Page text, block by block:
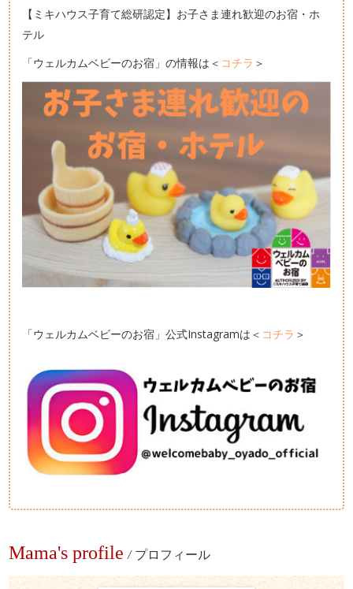
【ミキハウス子育て総研認定】お子さま連れ歓迎のお宿・ホ
テル
「ウェルカムベビーのお宿」の情報は＜ コチラ ＞
「ウェルカムベビーのお宿」公式Instagramは＜ コチラ ＞
Mama's profile / プロフィール